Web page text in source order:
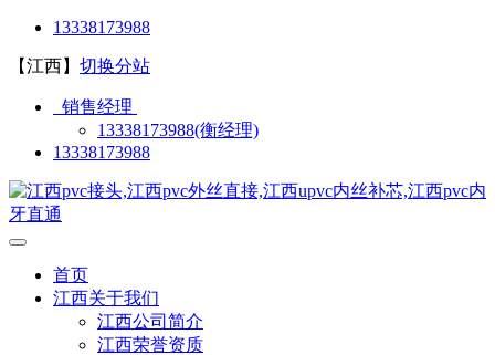
13338173988
【江西】 切换分站
销售经理
13338173988(衡经理)
13338173988
首页
江西关于我们
江西公司简介
江西荣誉资质